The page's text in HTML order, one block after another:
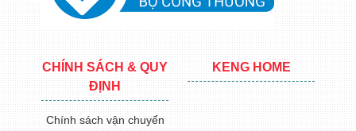
CHÍNH SÁCH & QUY
ĐỊNH
Chính sách vận chuyển
KENG HOME